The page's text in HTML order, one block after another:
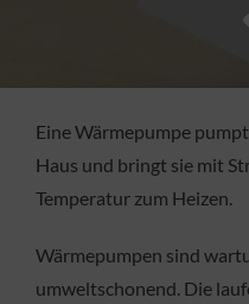
Eine Wärmepumpe
Haus und bringt sie mit
Temperatur zum Heizen.
Wärmepumpen sind
umweltschonend. Die